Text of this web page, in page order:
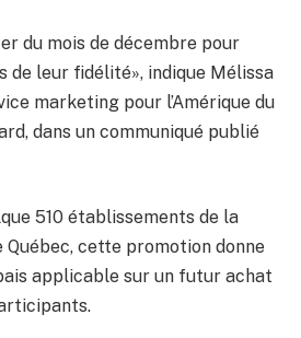
du mois de décembre pour
de leur fidélité», indique Mélissa
marketing pour l’Amérique du
dans un communiqué publié
510 établissements de la
Québec, cette promotion donne
applicable sur un futur achat